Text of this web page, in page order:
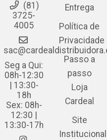
(81)
3725-
4005
Seg a Qui:
08h-12:30
| 13:30-
18h
Sex: 08h-
12:30 |
13:30-17h
Entrega
Política de
Privacidade
Passo a
passo
Loja
Cardeal
Site
Institucional